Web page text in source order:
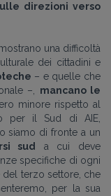
direzioni verso
una difficoltà
dei cittadini e
– e quelle che
–,
mancano le
minore rispetto al
per il Sud di AIE,
siamo di fronte a un
sud
a cui deve
specifiche di ogni
terzo settore, che
per la sua